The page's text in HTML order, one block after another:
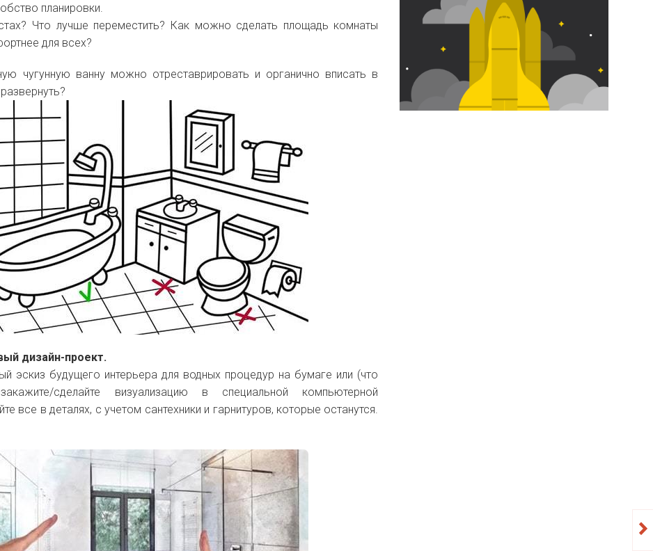
планировки.
Что лучше переместить? Как можно сделать площадь комнаты
для всех?
чугунную ванну можно отреставрировать и органично вписать в
дизайн-проект.
эскиз будущего интерьера для водных процедур на бумаге или (что
закажите/сделайте визуализацию в специальной компьютерной
все в деталях, с учетом сантехники и гарнитуров, которые останутся.